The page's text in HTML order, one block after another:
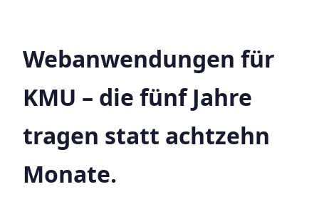
Webanwendungen für
KMU – die fünf Jahre
tragen statt achtzehn
Monate.